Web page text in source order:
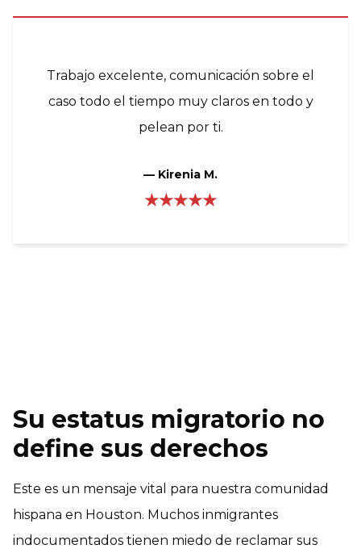
Trabajo excelente, comunicación sobre el
caso todo el tiempo muy claros en todo y
pelean por ti.
— Kirenia M.
★★★★★
Su estatus migratorio no
define sus derechos
Este es un mensaje vital para nuestra comunidad
hispana en Houston. Muchos inmigrantes
indocumentados tienen miedo de reclamar sus